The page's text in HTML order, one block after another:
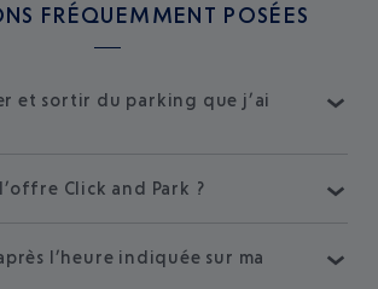
FRÉQUEMMENT POSÉES
et sortir du parking que j’ai
Click and Park ?
l’heure indiquée sur ma